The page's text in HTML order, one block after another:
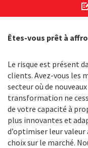
Êtes-vous prêt à
Le risque est présent
clients. Avez-vous les
secteur où de
transformation ne
de votre capacité à
plus innovantes et
d’optimiser leur valeur
choix sur le marché.